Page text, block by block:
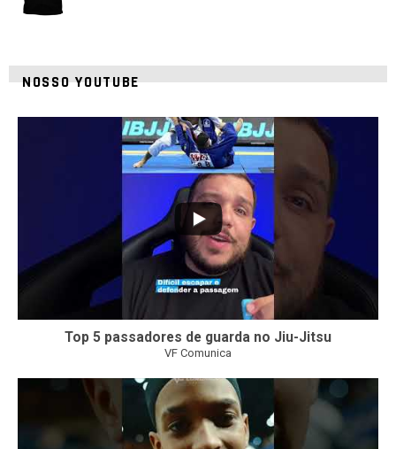
NOSSO YOUTUBE
Top 5 passadores de guarda no Jiu-Jitsu
VF Comunica